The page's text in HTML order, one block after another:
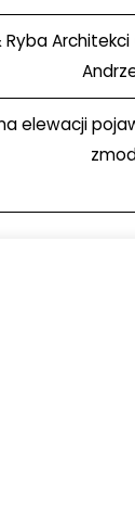
Ryba
elewacji